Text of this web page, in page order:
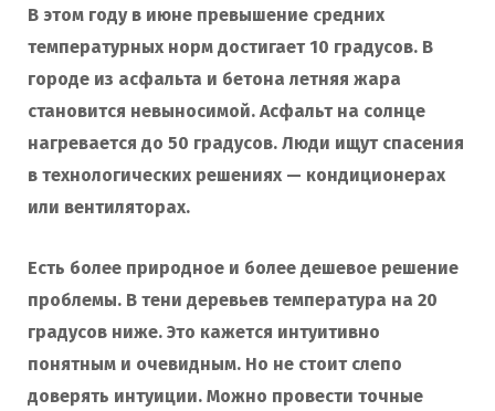
В этом году в июне превышение средних
температурных норм достигает 10 градусов. В
городе из асфальта и бетона летняя жара
становится невыносимой. Асфальт на солнце
нагревается до 50 градусов. Люди ищут спасения
в технологических решениях — кондиционерах
или вентиляторах.
Есть более природное и более дешевое решение
проблемы. В тени деревьев температура на 20
градусов ниже. Это кажется интуитивно
понятным и очевидным. Но не стоит слепо
доверять интуиции. Можно провести точные